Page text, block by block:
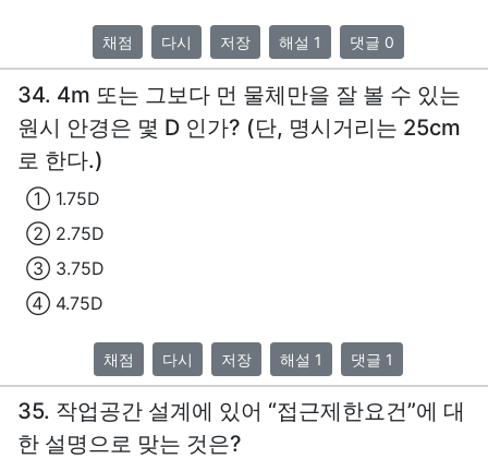
채점 다시 저장 해설 1 댓글 0
34. 4m 또는 그보다 먼 물체만을 잘 볼 수 있는
원시 안경은 몇 D 인가? (단, 명시거리는 25cm
로 한다.)
① 1.75D
② 2.75D
③ 3.75D
④ 4.75D
채점 다시 저장 해설 1 댓글 1
35. 작업공간 설계에 있어 “접근제한요건”에 대
한 설명으로 맞는 것은?